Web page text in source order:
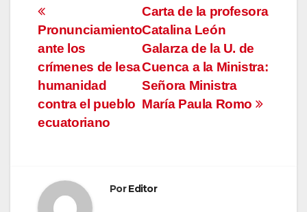
Navegación
de
entradas
Carta de la profesora
Catalina León
Galarza de la U. de
Cuenca a la Ministra:
Señora Ministra
María Paula Romo
Pronunciamiento
ante los
crímenes de lesa
humanidad
contra el pueblo
ecuatoriano
PorEditor